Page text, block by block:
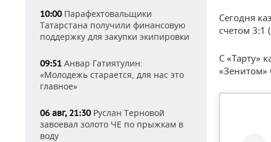
10:00Парафехтовальщики
Татарстана получили финансовую
поддержку для закупки экипировки
09:51 Анвар Гатиятулин:
«Молодежь старается, для нас это
главное»
06 авг, 21:30Руслан Терновой
завоевал золото ЧЕ по прыжкам в
воду
Сегодня
счетом 3:1
С «Тарту»
«Зенитом»